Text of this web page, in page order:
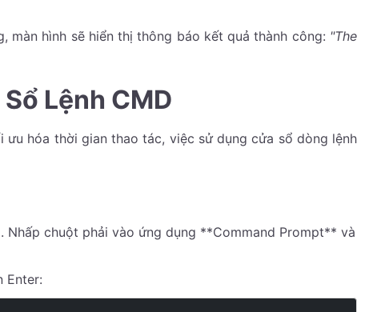
hình sẽ hiển thị thông báo kết quả thành công: "The
Lệnh CMD
ưu hóa thời gian thao tác, việc sử dụng cửa sổ dòng lệnh
. Nhấp chuột phải vào ứng dụng **Command Prompt** và
Enter: